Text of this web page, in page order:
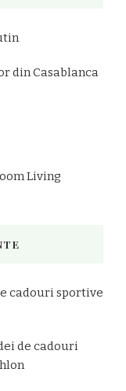
din Casablanca
Living
cadouri sportive
de cadouri